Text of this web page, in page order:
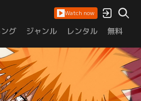
Watch now
グ ジャンル レンタル 無料